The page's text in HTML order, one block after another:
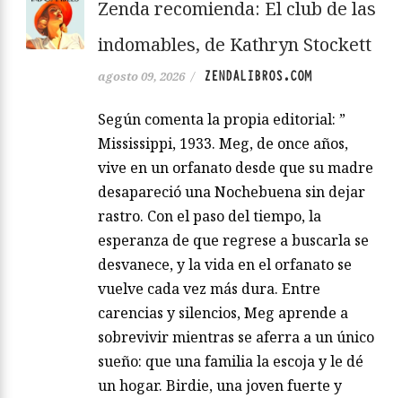
Zenda recomienda: El club de las
indomables, de Kathryn Stockett
agosto 09, 2026 / ZENDALIBROS.COM
Según comenta la propia editorial: ”
Mississippi, 1933. Meg, de once años,
vive en un orfanato desde que su madre
desapareció una Nochebuena sin dejar
rastro. Con el paso del tiempo, la
esperanza de que regrese a buscarla se
desvanece, y la vida en el orfanato se
vuelve cada vez más dura. Entre
carencias y silencios, Meg aprende a
sobrevivir mientras se aferra a un único
sueño: que una familia la escoja y le dé
un hogar. Birdie, una joven fuerte y